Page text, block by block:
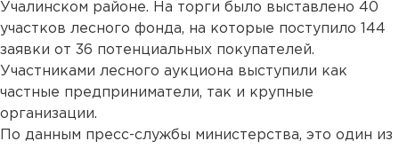
Учалинском районе. На торги было выставлено 40
участков лесного фонда, на которые поступило 144
заявки от 36 потенциальных покупателей.
Участниками лесного аукциона выступили как
частные предприниматели, так и крупные
организации.
По данным пресс-службы министерства, это один из